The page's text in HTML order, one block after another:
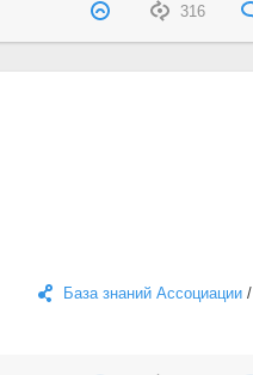
316
База знаний Ассоциации/